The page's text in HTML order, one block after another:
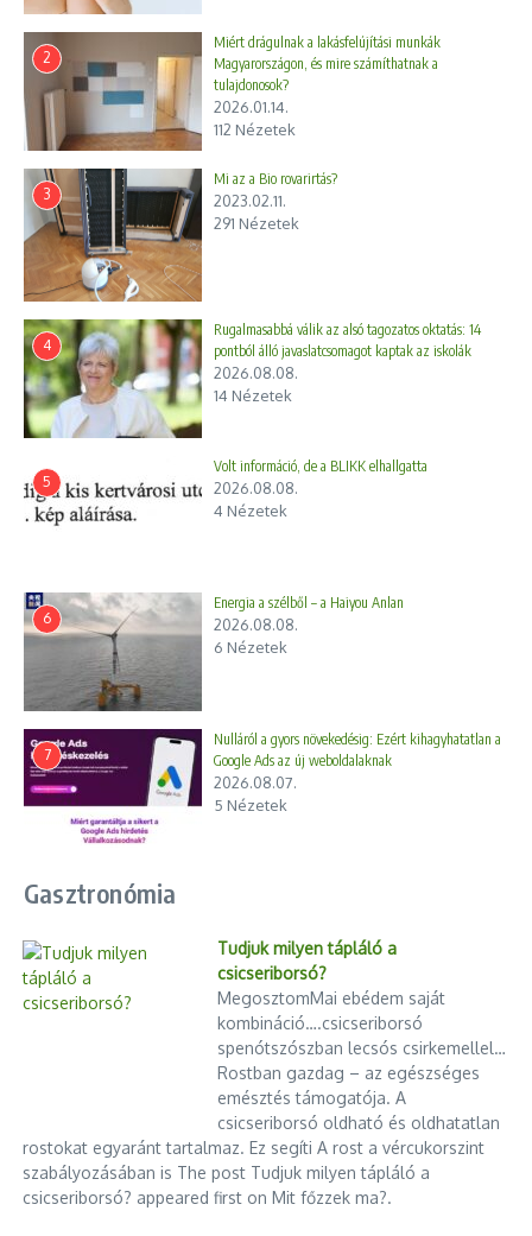
2
Miért drágulnak a lakásfelújítási munkák
Magyarországon, és mire számíthatnak a
tulajdonosok?
2026.01.14.
112 Nézetek
3
Mi az a Bio rovarirtás?
2023.02.11.
291 Nézetek
4
Rugalmasabbá válik az alsó tagozatos oktatás: 14
pontból álló javaslatcsomagot kaptak az iskolák
2026.08.08.
14 Nézetek
5
Volt információ, de a BLIKK elhallgatta
2026.08.08.
4 Nézetek
6
Energia a szélből – a Haiyou Anlan
2026.08.08.
6 Nézetek
7
Nulláról a gyors növekedésig: Ezért kihagyhatatlan a
Google Ads az új weboldalaknak
2026.08.07.
5 Nézetek
Gasztronómia
Tudjuk milyen tápláló a
csicseriborsó?
MegosztomMai ebédem saját
kombináció….csicseriborsó
spenótszószban lecsós csirkemellel…
Rostban gazdag – az egészséges
emésztés támogatója. A
csicseriborsó oldható és oldhatatlan
rostokat egyaránt tartalmaz. Ez segíti A rost a vércukorszint
szabályozásában is The post Tudjuk milyen tápláló a
csicseriborsó? appeared first on Mit főzzek ma?.